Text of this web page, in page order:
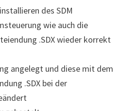
des SDM
wie auch die
.SDX wieder korrekt
angelegt und diese mit dem
.SDX bei der